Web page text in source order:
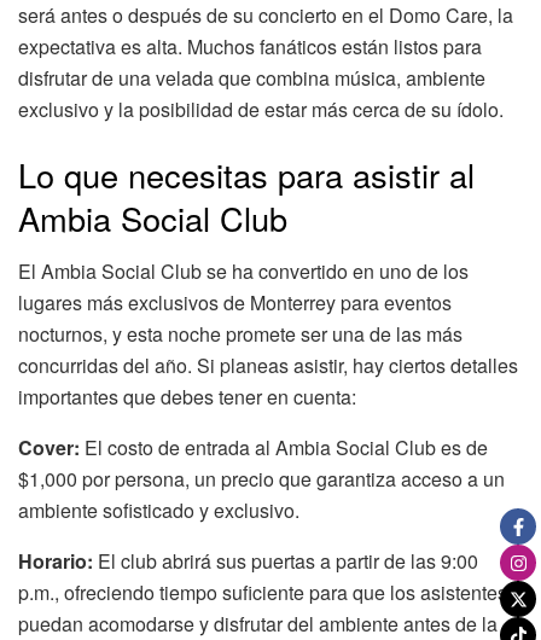
será antes o después de su concierto en el Domo Care, la
expectativa es alta. Muchos fanáticos están listos para
disfrutar de una velada que combina música, ambiente
exclusivo y la posibilidad de estar más cerca de su ídolo.
Lo que necesitas para asistir al
Ambia Social Club
El Ambia Social Club se ha convertido en uno de los
lugares más exclusivos de Monterrey para eventos
nocturnos, y esta noche promete ser una de las más
concurridas del año. Si planeas asistir, hay ciertos detalles
importantes que debes tener en cuenta:
Cover: El costo de entrada al Ambia Social Club es de
$1,000 por persona, un precio que garantiza acceso a un
ambiente sofisticado y exclusivo.
Horario: El club abrirá sus puertas a partir de las 9:00
p.m., ofreciendo tiempo suficiente para que los asistentes
puedan acomodarse y disfrutar del ambiente antes de la